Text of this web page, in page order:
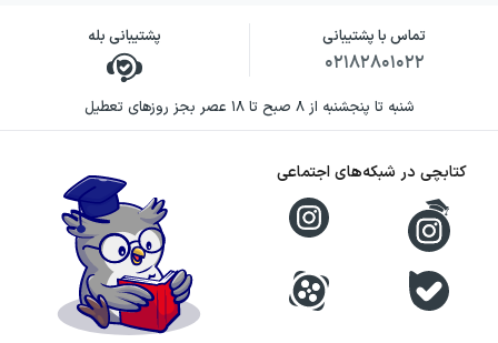
تماس با پشتیبانی
۰۲۱۸۲۸۰۱۰۲۲
پشتیبانی بله
شنبه تا پنجشنبه از ۸ صبح تا ۱۸ عصر بجز روزهای تعطیل
کتابچی در شبکه‌های اجتماعی